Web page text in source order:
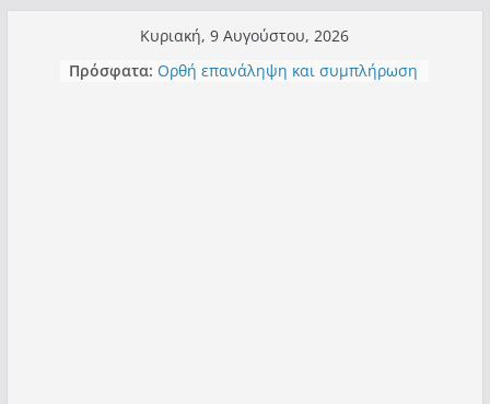
περιεχόμενο
Κυριακή, 9 Αυγούστου, 2026
Πρόσφατα: Ορθή επανάληψη και συμπλήρωση